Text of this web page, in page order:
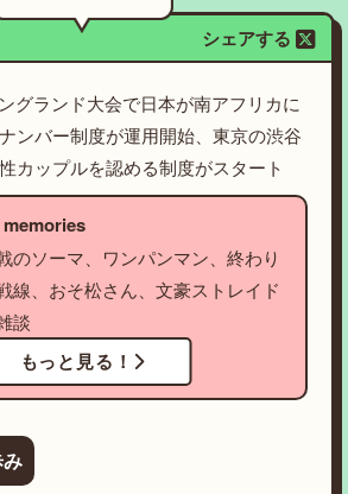
シェアする
グランド大会で日本が南アフリカに
ンバー制度が運用開始、東京の渋谷
カップルを認める制度がスタート
のソーマ、ワンパンマン、終わり
線、おそ松さん、文豪ストレイド
談
もっと見る！